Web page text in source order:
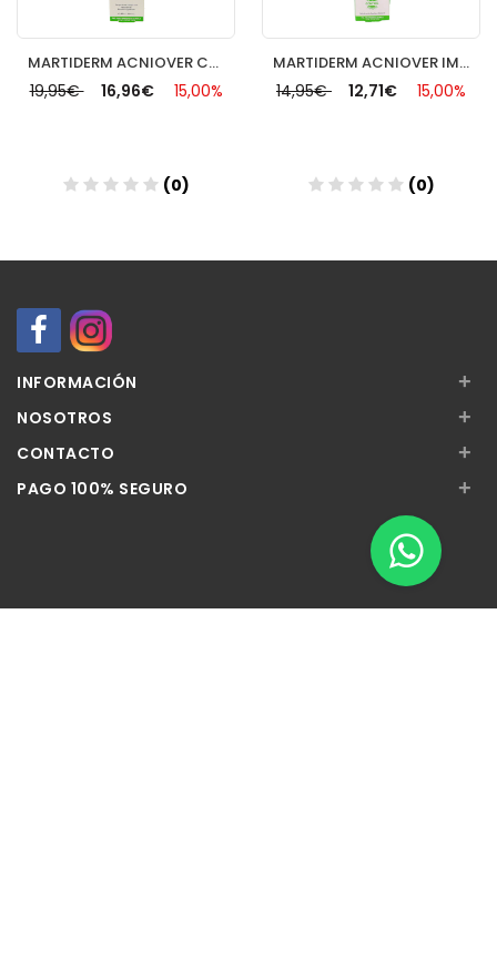
MARTIDERM ACNIOVER CREMIGEL ACTIVO 40 ML
19,95€ 16,96€ 15,00%
(0)
MARTIDERM ACNIOVER IMPER STICK
14,95€ 12,71€ 15,00%
(0)
INFORMACIÓN +
NOSOTROS +
CONTACTO +
PAGO 100% SEGURO +